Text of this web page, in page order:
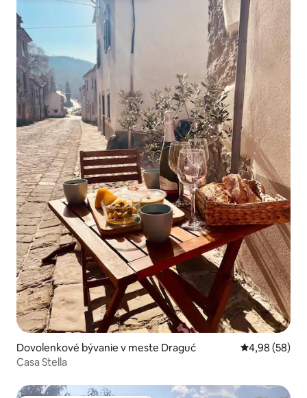
Dovolenkové bývanie v meste Draguć Priemerné
4,98 (58)
Casa Stella